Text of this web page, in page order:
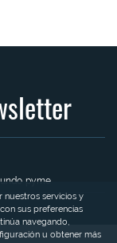
pyme
nuestros servicios y
sus preferencias
navegando,
u obtener más